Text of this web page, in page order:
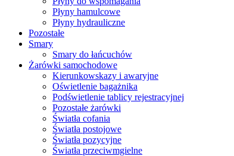
Płyny hamulcowe
Płyny hydrauliczne
Pozostałe
Smary
Smary do łańcuchów
Żarówki samochodowe
Kierunkowskazy i awaryjne
Oświetlenie bagażnika
Podświetlenie tablicy rejestracyjnej
Pozostałe żarówki
Światła cofania
Światła postojowe
Światła pozycyjne
Światła przeciwmgielne